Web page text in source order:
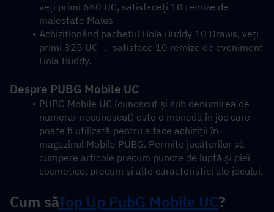
veți primi 660 UC, satisfaceți 10 remize de
maiestate Malus
Achiziționând pachetul Hola Buddy 10 Draws, veți
primi 325 UC ， satisface 10 remize de eveniment
Hola Buddy.
Despre PUBG Mobile UC
PUBG Mobile UC (cunoscut și sub denumirea de
numerar necunoscut) este o monedă în joc care
poate fi utilizată pentru a face achiziții în
magazinul Mobile PUBG. Permite jucătorilor să
cumpere articole precum puncte de luptă și piei
cosmetice, precum și alte caracteristici ale jocului.
Cum săTop Up PubG Mobile UC?